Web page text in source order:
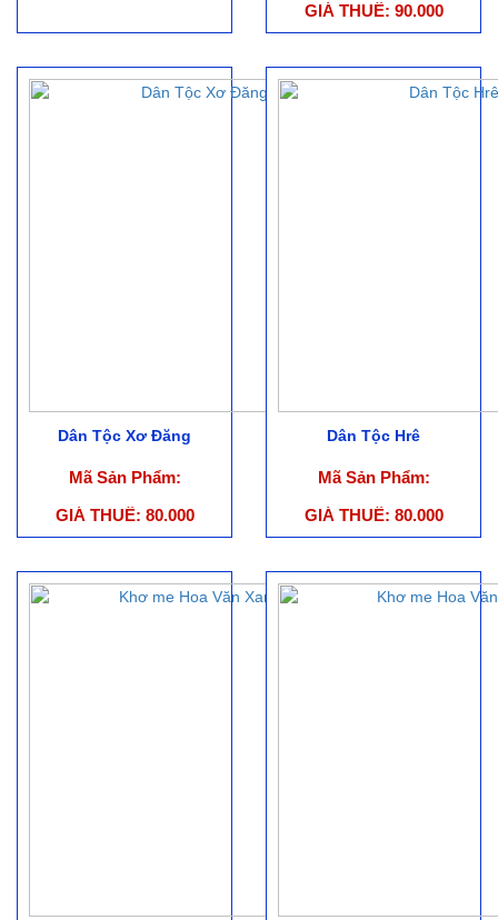
GIÁ THUÊ: 90.000
Dân Tộc Xơ Đăng
Mã Sản Phẩm:
GIÁ THUÊ: 80.000
Dân Tộc Hrê
Mã Sản Phẩm:
GIÁ THUÊ: 80.000